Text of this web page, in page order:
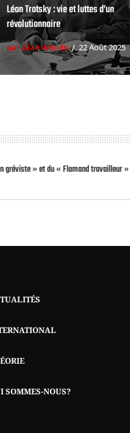
Léon Trotsky : vie et luttes d’un
révolutionnaire
par Alan Woods 22 Août 2025
gréviste » et du « Flamand travailleur »
SOMMES-NOUS?